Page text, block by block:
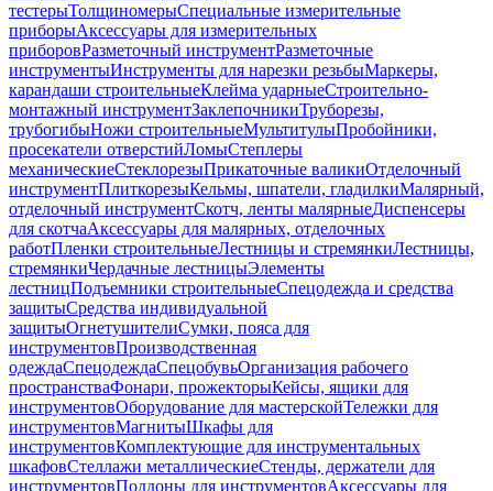
тестерыТолщиномерыСпециальные измерительные
приборыАксессуары для измерительных
приборовРазметочный инструментРазметочные
инструментыИнструменты для нарезки резьбыМаркеры,
карандаши строительныеКлейма ударныеСтроительно-
монтажный инструментЗаклепочникиТруборезы,
трубогибыНожи строительныеМультитулыПробойники,
просекатели отверстийЛомыСтеплеры
механическиеСтеклорезыПрикаточные валикиОтделочный
инструментПлиткорезыКельмы, шпатели, гладилкиМалярный,
отделочный инструментСкотч, ленты малярныеДиспенсеры
для скотчаАксессуары для малярных, отделочных
работПленки строительныеЛестницы и стремянкиЛестницы,
стремянкиЧердачные лестницыЭлементы
лестницПодъемники строительныеСпецодежда и средства
защитыСредства индивидуальной
защитыОгнетушителиСумки, пояса для
инструментовПроизводственная
одеждаСпецодеждаСпецобувьОрганизация рабочего
пространстваФонари, прожекторыКейсы, ящики для
инструментовОборудование для мастерскойТележки для
инструментовМагнитыШкафы для
инструментовКомплектующие для инструментальных
шкафовСтеллажи металлическиеСтенды, держатели для
инструментовПоддоны для инструментовАксессуары для